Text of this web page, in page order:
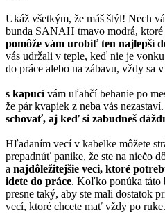
Ukáž všetkým, že máš štýl! Nech
bunda SANAH tmavo modrá, ktoré
pomôže vám urobiť ten najlepší
vás udržali v teple, keď nie je
do práce alebo na zábavu, vždy sa
s kapucívám uľahčí behanie po
že pár kvapiek z neba vás nezastaví.
schovať, aj keď si zabudneš
Hľadaním vecí v kabelke môžete
prepadnúť panike, že ste na niečo
a najdôležitejšie veci, ktoré
idete do práce. Koľko ponúka táto
presne taký, aby ste mali dostatok
vecí, ktoré chcete mať vždy po ruke.